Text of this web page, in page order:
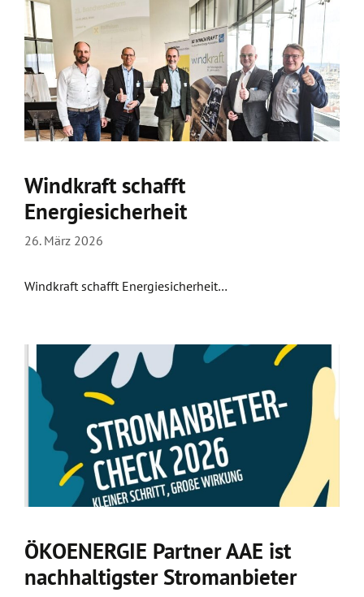
Windkraft schafft
Energiesicherheit
26. März 2026
Windkraft schafft Energiesicherheit…
ÖKOENERGIE Partner AAE ist
nachhaltigster Stromanbieter